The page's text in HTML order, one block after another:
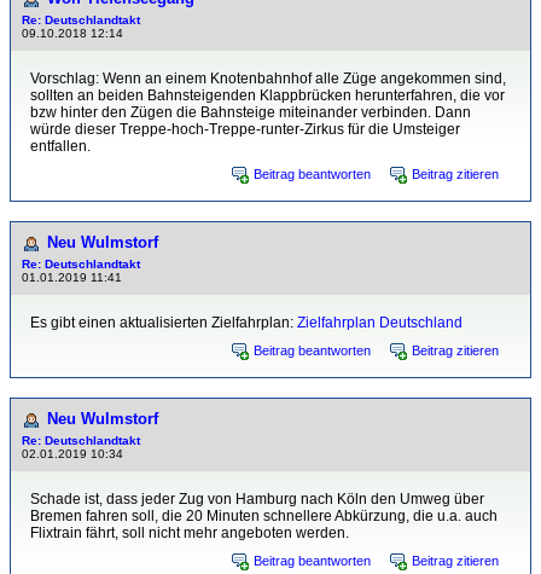
Re: Deutschlandtakt
09.10.2018 12:14
Vorschlag: Wenn an einem Knotenbahnhof alle Züge angekommen sind,
sollten an beiden Bahnsteigenden Klappbrücken herunterfahren, die vor
bzw hinter den Zügen die Bahnsteige miteinander verbinden. Dann
würde dieser Treppe-hoch-Treppe-runter-Zirkus für die Umsteiger
entfallen.
Beitrag beantworten Beitrag zitieren
Neu Wulmstorf
Re: Deutschlandtakt
01.01.2019 11:41
Es gibt einen aktualisierten Zielfahrplan: Zielfahrplan Deutschland
Beitrag beantworten Beitrag zitieren
Neu Wulmstorf
Re: Deutschlandtakt
02.01.2019 10:34
Schade ist, dass jeder Zug von Hamburg nach Köln den Umweg über
Bremen fahren soll, die 20 Minuten schnellere Abkürzung, die u.a. auch
Flixtrain fährt, soll nicht mehr angeboten werden.
Beitrag beantworten Beitrag zitieren